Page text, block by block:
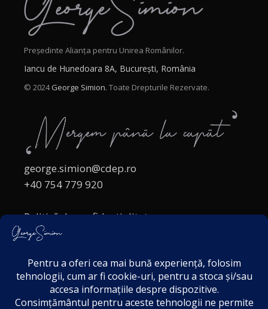
Președinte Alianța pentru Unirea Românilor.
Iancu de Hunedoara 8A, București, România
© 2024George Simion. Toate Drepturile Rezervate.
george.simion@cdep.ro
+40 754 779 920
Politică de confidențialitate
Politica cookies
Acordul de markting
Disclaimer